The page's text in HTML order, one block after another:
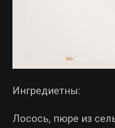
Ингредиетны:
Лосось, пюре из